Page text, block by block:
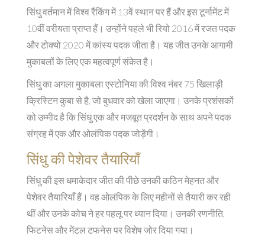
सिंधु वर्तमान में विश्व रैंकिंग में 13वें स्थान पर हैं और इस टूर्नामेंट में
10वीं वरीयता प्राप्त हैं। उन्होंने पहले भी रियो 2016 में रजत पदक
और टोक्यो 2020 में कांस्य पदक जीता है। यह जीत उनके आगामी
मुकाबलों के लिए एक महत्वपूर्ण संकेत है।
सिंधु का अगला मुकाबला एस्टोनिया की विश्व नंबर 75 खिलाड़ी
क्रिस्टिन कुबा से है, जो बुधवार को खेला जाएगा। उनके प्रशंसकों
को उम्मीद है कि सिंधु एक और मजबूत प्रदर्शन के साथ अपने पदक
संग्रह में एक और ओलंपिक पदक जोड़ेंगी।
सिंधु की पेशेवर तैयारियाँ
सिंधु की इस धमाकेदार जीत की पीछे उनकी कठिन मेहनत और
पेशेवर तैयारियाँ हैं। वह ओलंपिक के लिए महीनों से तैयारी कर रही
थीं और उनके कोच ने हर पहलू पर ध्यान दिया। उनकी रणनीति,
फिटनेस और मेंटल टफनेस पर विशेष जोर दिया गया।